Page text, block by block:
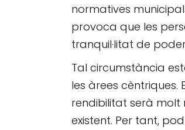
normatives
provoca que les
tranquil·litat de
Tal circumstància
les àrees
rendibilitat serà
existent. Per tant,